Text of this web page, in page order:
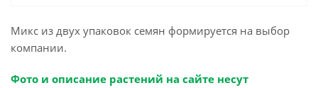
Микс из двух упаковок семян формируется на выбор
компании.
Фото и описание растений на сайте несут